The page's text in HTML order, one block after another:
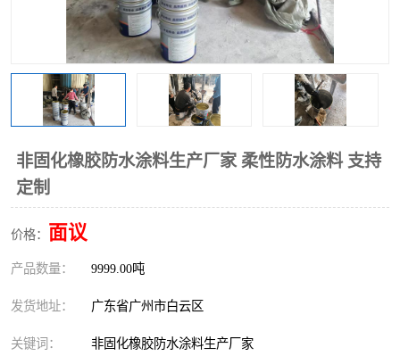
非固化橡胶防水涂料生产厂家 柔性防水涂料 支持
定制
价格： 面议
产品数量： 9999.00吨
发货地址： 广东省广州市白云区
关键词： 非固化橡胶防水涂料生产厂家